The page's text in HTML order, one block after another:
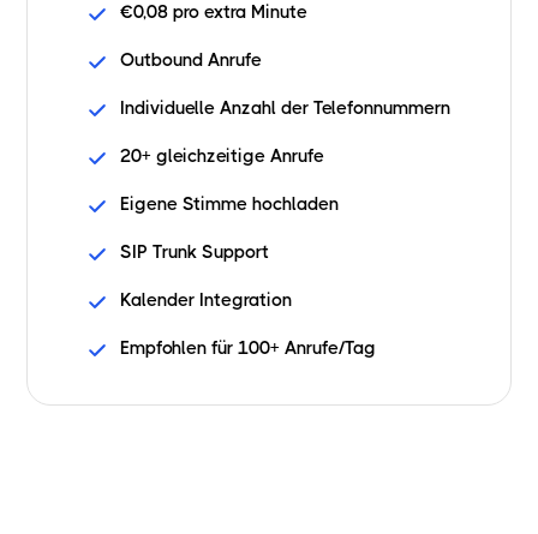
€0,08 pro extra Minute
Outbound Anrufe
Individuelle Anzahl der Telefonnummern
20+ gleichzeitige Anrufe
Eigene Stimme hochladen
SIP Trunk Support
Kalender Integration
Empfohlen für 100+ Anrufe/Tag